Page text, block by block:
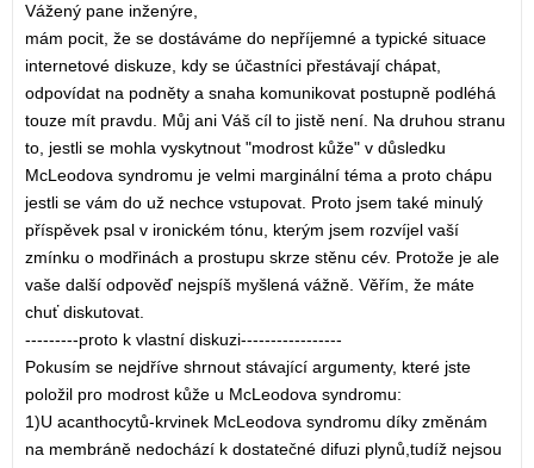
Vážený pane inženýre,
mám pocit, že se dostáváme do nepříjemné a typické situace
internetové diskuze, kdy se účastníci přestávají chápat,
odpovídat na podněty a snaha komunikovat postupně podléhá
touze mít pravdu. Můj ani Váš cíl to jistě není. Na druhou stranu
to, jestli se mohla vyskytnout "modrost kůže" v důsledku
McLeodova syndromu je velmi marginální téma a proto chápu
jestli se vám do už nechce vstupovat. Proto jsem také minulý
příspěvek psal v ironickém tónu, kterým jsem rozvíjel vaší
zmínku o modřinách a prostupu skrze stěnu cév. Protože je ale
vaše další odpověď nejspíš myšlená vážně. Věřím, že máte
chuť diskutovat.
---------proto k vlastní diskuzi-----------------
Pokusím se nejdříve shrnout stávající argumenty, které jste
položil pro modrost kůže u McLeodova syndromu:
1)U acanthocytů-krvinek McLeodova syndromu díky změnám
na membráně nedochází k dostatečné difuzi plynů,tudíž nejsou